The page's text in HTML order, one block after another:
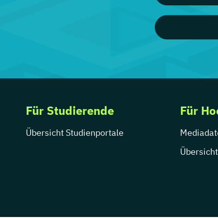
Für Studierende
Übersicht Studienportale
Für